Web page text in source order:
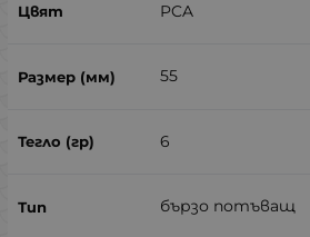
PCA
55
6
бързо потъващ